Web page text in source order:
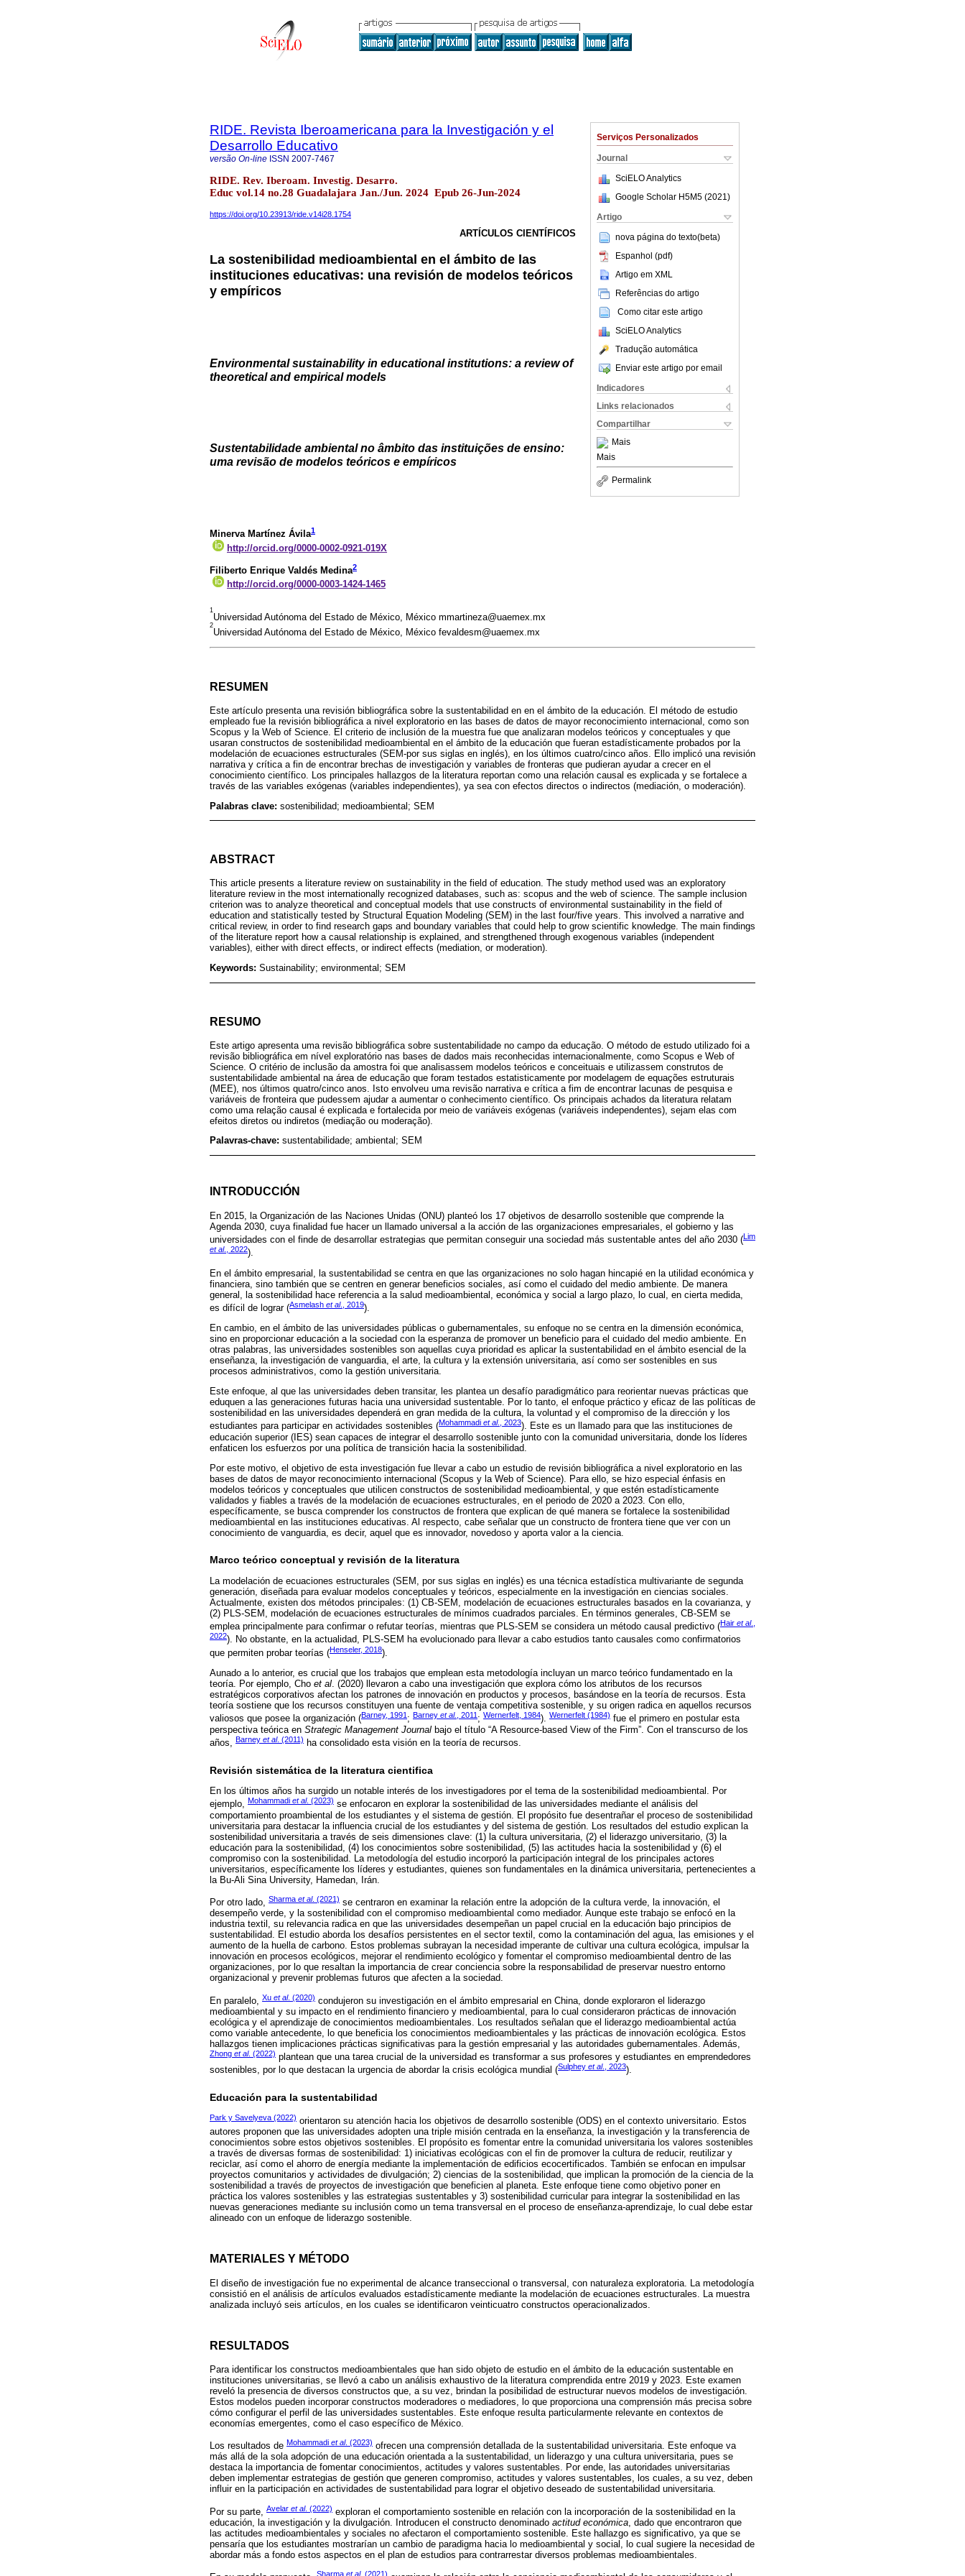
Serviços Personalizados
Journal
SciELO Analytics
Google Scholar H5M5 (2021 )
Artigo
nova página do texto(beta)
Espanhol (pdf)
Artigo em XML
Referências do artigo
Como citar este artigo
SciELO Analytics
Tradução automática
Enviar este artigo por email
Indicadores
Links relacionados
Compartilhar
Mais
Mais
Permalink
RIDE. Revista Iberoamericana para la Investigación y el
Desarrollo Educativo
versão On-line ISSN 2007-7467
RIDE. Rev. Iberoam. Investig. Desarro.
Educ vol.14 no.28 Guadalajara Jan./Jun. 2024 Epub 26-Jun-2024
https://doi.org/10.23913/ride.v14i28.1754
ARTÍCULOS CIENTÍFICOS
La sostenibilidad medioambiental en el ámbito de las
instituciones educativas: una revisión de modelos teóricos
y empíricos
Environmental sustainability in educational institutions: a review of
theoretical and empirical models
Sustentabilidade ambiental no âmbito das instituições de ensino:
uma revisão de modelos teóricos e empíricos
Minerva Martínez Ávila1
http://orcid.org/0000-0002-0921-019X
Filiberto Enrique Valdés Medina2
http://orcid.org/0000-0003-1424-1465
1
Universidad Autónoma del Estado de México, México mmartineza@uaemex.mx
2
Universidad Autónoma del Estado de México, México fevaldesm@uaemex.mx
RESUMEN
Este artículo presenta una revisión bibliográfica sobre la sustentabilidad en en el ámbito de la educación. El método de estudio
empleado fue la revisión bibliográfica a nivel exploratorio en las bases de datos de mayor reconocimiento internacional, como son
Scopus y la Web of Science. El criterio de inclusión de la muestra fue que analizaran modelos teóricos y conceptuales y que
usaran constructos de sostenibilidad medioambiental en el ámbito de la educación que fueran estadísticamente probados por la
modelación de ecuaciones estructurales (SEM-por sus siglas en inglés), en los últimos cuatro/cinco años. Ello implicó una revisión
narrativa y crítica a fin de encontrar brechas de investigación y variables de fronteras que pudieran ayudar a crecer en el
conocimiento científico. Los principales hallazgos de la literatura reportan como una relación causal es explicada y se fortalece a
través de las variables exógenas (variables independientes), ya sea con efectos directos o indirectos (mediación, o moderación).
Palabras clave: sostenibilidad; medioambiental; SEM
ABSTRACT
This article presents a literature review on sustainability in the field of education. The study method used was an exploratory
literature review in the most internationally recognized databases, such as: scopus and the web of science. The sample inclusion
criterion was to analyze theoretical and conceptual models that use constructs of environmental sustainability in the field of
education and statistically tested by Structural Equation Modeling (SEM) in the last four/five years. This involved a narrative and
critical review, in order to find research gaps and boundary variables that could help to grow scientific knowledge. The main findings
of the literature report how a causal relationship is explained, and strengthened through exogenous variables (independent
variables), either with direct effects, or indirect effects (mediation, or moderation).
Keywords: Sustainability; environmental; SEM
RESUMO
Este artigo apresenta uma revisão bibliográfica sobre sustentabilidade no campo da educação. O método de estudo utilizado foi a
revisão bibliográfica em nível exploratório nas bases de dados mais reconhecidas internacionalmente, como Scopus e Web of
Science. O critério de inclusão da amostra foi que analisassem modelos teóricos e conceituais e utilizassem construtos de
sustentabilidade ambiental na área de educação que foram testados estatisticamente por modelagem de equações estruturais
(MEE), nos últimos quatro/cinco anos. Isto envolveu uma revisão narrativa e crítica a fim de encontrar lacunas de pesquisa e
variáveis ​​de fronteira que pudessem ajudar a aumentar o conhecimento científico. Os principais achados da literatura relatam
como uma relação causal é explicada e fortalecida por meio de variáveis ​​exógenas (variáveis ​​independentes), sejam elas com
efeitos diretos ou indiretos (mediação ou moderação).
Palavras-chave: sustentabilidade; ambiental; SEM
INTRODUCCIÓN
En 2015, la Organización de las Naciones Unidas (ONU) planteó los 17 objetivos de desarrollo sostenible que comprende la
Agenda 2030, cuya finalidad fue hacer un llamado universal a la acción de las organizaciones empresariales, el gobierno y las
universidades con el finde de desarrollar estrategias que permitan conseguir una sociedad más sustentable antes del año 2030 (Lim
et al., 2022).
En el ámbito empresarial, la sustentabilidad se centra en que las organizaciones no solo hagan hincapié en la utilidad económica y
financiera, sino también que se centren en generar beneficios sociales, así como el cuidado del medio ambiente. De manera
general, la sostenibilidad hace referencia a la salud medioambiental, económica y social a largo plazo, lo cual, en cierta medida,
es difícil de lograr (Asmelash et al., 2019).
En cambio, en el ámbito de las universidades públicas o gubernamentales, su enfoque no se centra en la dimensión económica,
sino en proporcionar educación a la sociedad con la esperanza de promover un beneficio para el cuidado del medio ambiente. En
otras palabras, las universidades sostenibles son aquellas cuya prioridad es aplicar la sustentabilidad en el ámbito esencial de la
enseñanza, la investigación de vanguardia, el arte, la cultura y la extensión universitaria, así como ser sostenibles en sus
procesos administrativos, como la gestión universitaria.
Este enfoque, al que las universidades deben transitar, les plantea un desafío paradigmático para reorientar nuevas prácticas que
eduquen a las generaciones futuras hacia una universidad sustentable. Por lo tanto, el enfoque práctico y eficaz de las políticas de
sostenibilidad en las universidades dependerá en gran medida de la cultura, la voluntad y el compromiso de la dirección y los
estudiantes para participar en actividades sostenibles (Mohammadi et al., 2023). Este es un llamado para que las instituciones de
educación superior (IES) sean capaces de integrar el desarrollo sostenible junto con la comunidad universitaria, donde los líderes
enfaticen los esfuerzos por una política de transición hacia la sostenibilidad.
Por este motivo, el objetivo de esta investigación fue llevar a cabo un estudio de revisión bibliográfica a nivel exploratorio en las
bases de datos de mayor reconocimiento internacional (Scopus y la Web of Science). Para ello, se hizo especial énfasis en
modelos teóricos y conceptuales que utilicen constructos de sostenibilidad medioambiental, y que estén estadísticamente
validados y fiables a través de la modelación de ecuaciones estructurales, en el periodo de 2020 a 2023. Con ello,
específicamente, se busca comprender los constructos de frontera que explican de qué manera se fortalece la sostenibilidad
medioambiental en las instituciones educativas. Al respecto, cabe señalar que un constructo de frontera tiene que ver con un
conocimiento de vanguardia, es decir, aquel que es innovador, novedoso y aporta valor a la ciencia.
Marco teórico conceptual y revisión de la literatura
La modelación de ecuaciones estructurales (SEM, por sus siglas en inglés) es una técnica estadística multivariante de segunda
generación, diseñada para evaluar modelos conceptuales y teóricos, especialmente en la investigación en ciencias sociales.
Actualmente, existen dos métodos principales: (1) CB-SEM, modelación de ecuaciones estructurales basados en la covarianza, y
(2) PLS-SEM, modelación de ecuaciones estructurales de mínimos cuadrados parciales. En términos generales, CB-SEM se
emplea principalmente para confirmar o refutar teorías, mientras que PLS-SEM se considera un método causal predictivo (Hair et al.,
2022). No obstante, en la actualidad, PLS-SEM ha evolucionado para llevar a cabo estudios tanto causales como confirmatorios
que permiten probar teorías (Henseler, 2018).
Aunado a lo anterior, es crucial que los trabajos que emplean esta metodología incluyan un marco teórico fundamentado en la
teoría. Por ejemplo, Cho et al. (2020) llevaron a cabo una investigación que explora cómo los atributos de los recursos
estratégicos corporativos afectan los patrones de innovación en productos y procesos, basándose en la teoría de recursos. Esta
teoría sostiene que los recursos constituyen una fuente de ventaja competitiva sostenible, y su origen radica en aquellos recursos
valiosos que posee la organización (Barney, 1991 ; Barney et al. , 2011 ; Wernerfelt, 1984). Wernerfelt (1984) fue el primero en postular esta
perspectiva teórica en Strategic Management Journal bajo el título “A Resource-based View of the Firm”. Con el transcurso de los
años, Barney et al. (2011) ha consolidado esta visión en la teoría de recursos.
Revisión sistemática de la literatura cientifica
En los últimos años ha surgido un notable interés de los investigadores por el tema de la sostenibilidad medioambiental. Por
ejemplo, Mohammadi et al. (2023) se enfocaron en explorar la sostenibilidad de las universidades mediante el análisis del
comportamiento proambiental de los estudiantes y el sistema de gestión. El propósito fue desentrañar el proceso de sostenibilidad
universitaria para destacar la influencia crucial de los estudiantes y del sistema de gestión. Los resultados del estudio explican la
sostenibilidad universitaria a través de seis dimensiones clave: (1) la cultura universitaria, (2) el liderazgo universitario, (3) la
educación para la sostenibilidad, (4) los conocimientos sobre sostenibilidad, (5) las actitudes hacia la sostenibilidad y (6) el
compromiso con la sostenibilidad. La metodología del estudio incorporó la participación integral de los principales actores
universitarios, específicamente los líderes y estudiantes, quienes son fundamentales en la dinámica universitaria, pertenecientes a
la Bu-Ali Sina University, Hamedan, Irán.
Por otro lado, Sharma et al. (2021) se centraron en examinar la relación entre la adopción de la cultura verde, la innovación, el
desempeño verde, y la sostenibilidad con el compromiso medioambiental como mediador. Aunque este trabajo se enfocó en la
industria textil, su relevancia radica en que las universidades desempeñan un papel crucial en la educación bajo principios de
sustentabilidad. El estudio aborda los desafíos persistentes en el sector textil, como la contaminación del agua, las emisiones y el
aumento de la huella de carbono. Estos problemas subrayan la necesidad imperante de cultivar una cultura ecológica, impulsar la
innovación en procesos ecológicos, mejorar el rendimiento ecológico y fomentar el compromiso medioambiental dentro de las
organizaciones, por lo que resaltan la importancia de crear conciencia sobre la responsabilidad de preservar nuestro entorno
organizacional y prevenir problemas futuros que afecten a la sociedad.
En paralelo, Xu et al. (2020) condujeron su investigación en el ámbito empresarial en China, donde exploraron el liderazgo
medioambiental y su impacto en el rendimiento financiero y medioambiental, para lo cual consideraron prácticas de innovación
ecológica y el aprendizaje de conocimientos medioambientales. Los resultados señalan que el liderazgo medioambiental actúa
como variable antecedente, lo que beneficia los conocimientos medioambientales y las prácticas de innovación ecológica. Estos
hallazgos tienen implicaciones prácticas significativas para la gestión empresarial y las autoridades gubernamentales. Además,
Zhong et al. (2022) plantean que una tarea crucial de la universidad es transformar a sus profesores y estudiantes en emprendedores
sostenibles, por lo que destacan la urgencia de abordar la crisis ecológica mundial (Sulphey et al., 2023).
Educación para la sustentabilidad
Park y Savelyeva (2022) orientaron su atención hacia los objetivos de desarrollo sostenible (ODS) en el contexto universitario. Estos
autores proponen que las universidades adopten una triple misión centrada en la enseñanza, la investigación y la transferencia de
conocimientos sobre estos objetivos sostenibles. El propósito es fomentar entre la comunidad universitaria los valores sostenibles
a través de diversas formas de sostenibilidad: 1) iniciativas ecológicas con el fin de promover la cultura de reducir, reutilizar y
reciclar, así como el ahorro de energía mediante la implementación de edificios ecocertificados. También se enfocan en impulsar
proyectos comunitarios y actividades de divulgación; 2) ciencias de la sostenibilidad, que implican la promoción de la ciencia de la
sostenibilidad a través de proyectos de investigación que beneficien al planeta. Este enfoque tiene como objetivo poner en
práctica los valores sostenibles y las estrategias sustentables y 3) sostenibilidad curricular para integrar la sostenibilidad en las
nuevas generaciones mediante su inclusión como un tema transversal en el proceso de enseñanza-aprendizaje, lo cual debe estar
alineado con un enfoque de liderazgo sostenible.
MATERIALES Y MÉTODO
El diseño de investigación fue no experimental de alcance transeccional o transversal, con naturaleza exploratoria. La metodología
consistió en el análisis de artículos evaluados estadísticamente mediante la modelación de ecuaciones estructurales. La muestra
analizada incluyó seis artículos, en los cuales se identificaron veinticuatro constructos operacionalizados.
RESULTADOS
Para identificar los constructos medioambientales que han sido objeto de estudio en el ámbito de la educación sustentable en
instituciones universitarias, se llevó a cabo un análisis exhaustivo de la literatura comprendida entre 2019 y 2023. Este examen
reveló la presencia de diversos constructos que, a su vez, brindan la posibilidad de estructurar nuevos modelos de investigación.
Estos modelos pueden incorporar constructos moderadores o mediadores, lo que proporciona una comprensión más precisa sobre
cómo configurar el perfil de las universidades sustentables. Este enfoque resulta particularmente relevante en contextos de
economías emergentes, como el caso específico de México.
Los resultados de Mohammadi et al. (2023) ofrecen una comprensión detallada de la sustentabilidad universitaria. Este enfoque va
más allá de la sola adopción de una educación orientada a la sustentabilidad, un liderazgo y una cultura universitaria, pues se
destaca la importancia de fomentar conocimientos, actitudes y valores sustentables. Por ende, las autoridades universitarias
deben implementar estrategias de gestión que generen compromiso, actitudes y valores sustentables, los cuales, a su vez, deben
influir en la participación en actividades de sustentabilidad para lograr el objetivo deseado de sustentabilidad universitaria.
Por su parte, Avelar et al. (2022) exploran el comportamiento sostenible en relación con la incorporación de la sostenibilidad en la
educación, la investigación y la divulgación. Introducen el constructo denominado actitud económica, dado que encontraron que
las actitudes medioambientales y sociales no afectaron el comportamiento sostenible. Este hallazgo es significativo, ya que se
pensaría que los estudiantes mostrarían un cambio de paradigma hacia lo medioambiental y social, lo cual sugiere la necesidad de
abordar más a fondo estos aspectos en el plan de estudios para contrarrestar diversos problemas medioambientales.
Sharma et al. (2021)